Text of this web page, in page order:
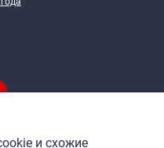
и схожие